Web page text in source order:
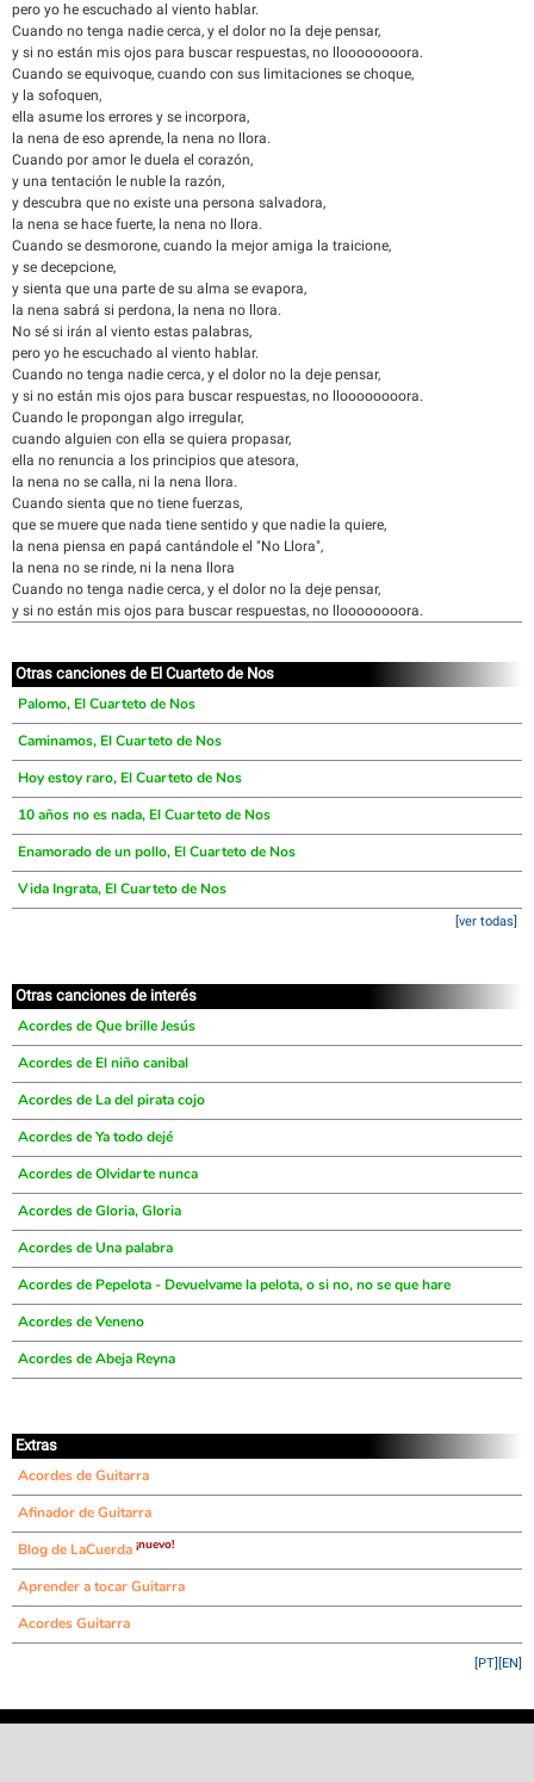
pero yo he escuchado al viento hablar.
Cuando no tenga nadie cerca, y el dolor no la deje pensar,
y si no están mis ojos para buscar respuestas, no lloooooooora.
Cuando se equivoque, cuando con sus limitaciones se choque,
y la sofoquen,
ella asume los errores y se incorpora,
la nena de eso aprende, la nena no llora.
Cuando por amor le duela el corazón,
y una tentación le nuble la razón,
y descubra que no existe una persona salvadora,
la nena se hace fuerte, la nena no llora.
Cuando se desmorone, cuando la mejor amiga la traicione,
y se decepcione,
y sienta que una parte de su alma se evapora,
la nena sabrá si perdona, la nena no llora.
No sé si irán al viento estas palabras,
pero yo he escuchado al viento hablar.
Cuando no tenga nadie cerca, y el dolor no la deje pensar,
y si no están mis ojos para buscar respuestas, no lloooooooora.
Cuando le propongan algo irregular,
cuando alguien con ella se quiera propasar,
ella no renuncia a los principios que atesora,
la nena no se calla, ni la nena llora.
Cuando sienta que no tiene fuerzas,
que se muere que nada tiene sentido y que nadie la quiere,
la nena piensa en papá cantándole el "No Llora",
la nena no se rinde, ni la nena llora
Cuando no tenga nadie cerca, y el dolor no la deje pensar,
y si no están mis ojos para buscar respuestas, no lloooooooora.
Otras canciones de El Cuarteto de Nos
Palomo, El Cuarteto de Nos
Caminamos, El Cuarteto de Nos
Hoy estoy raro, El Cuarteto de Nos
10 años no es nada, El Cuarteto de Nos
Enamorado de un pollo, El Cuarteto de Nos
Vida Ingrata, El Cuarteto de Nos
[ver todas]
Otras canciones de interés
Acordes de Que brille Jesús
Acordes de El niño canibal
Acordes de La del pirata cojo
Acordes de Ya todo dejé
Acordes de Olvidarte nunca
Acordes de Gloria, Gloria
Acordes de Una palabra
Acordes de Pepelota - Devuelvame la pelota, o si no, no se que hare
Acordes de Veneno
Acordes de Abeja Reyna
Extras
Acordes de Guitarra
Afinador de Guitarra
Blog de LaCuerda ¡nuevo!
Aprender a tocar Guitarra
Acordes Guitarra
[EN]
[PT]